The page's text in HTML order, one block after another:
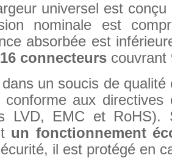
universel est
nominale est
absorbée est
16 connecteurs couvrant
dans un soucis de
conforme aux
LVD, EMC et RoHS).
un fonctionnement
il est protégé en